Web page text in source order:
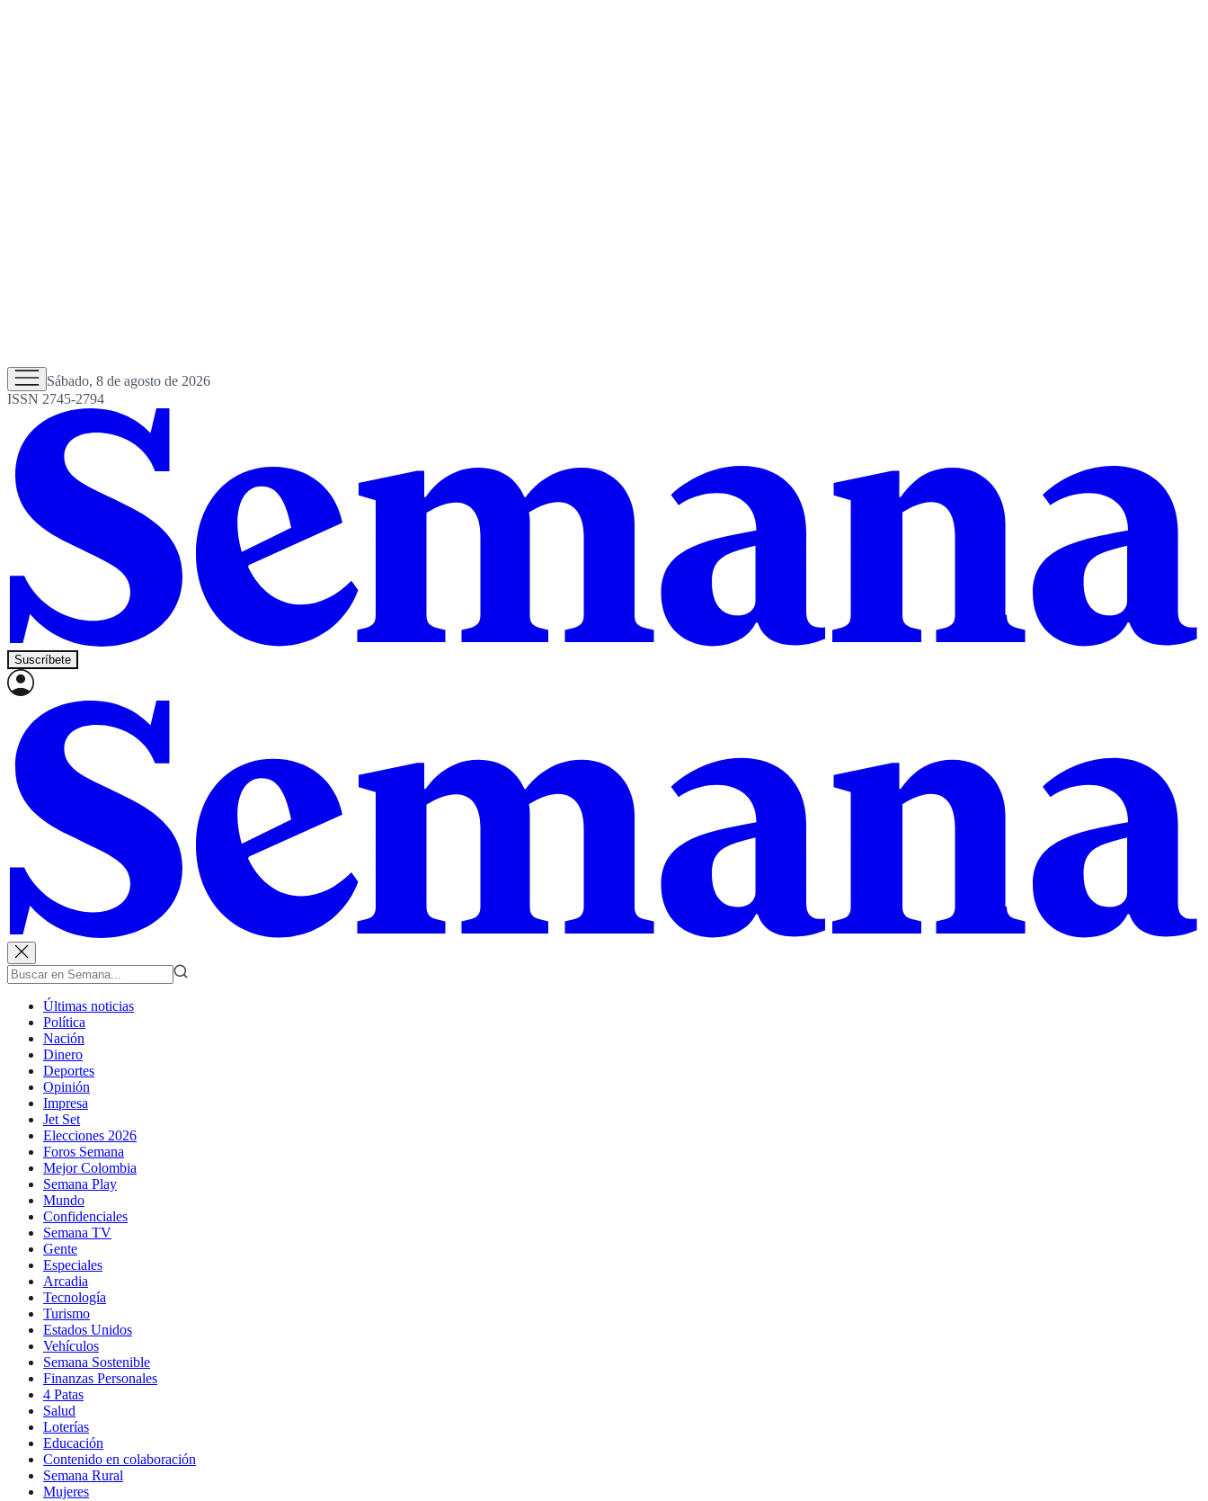
Sábado, 8 de agosto de 2026
ISSN 2745-2794
Suscríbete
Últimas noticias
Política
Nación
Dinero
Deportes
Opinión
Impresa
Jet Set
Elecciones 2026
Foros Semana
Mejor Colombia
Semana Play
Mundo
Confidenciales
Semana TV
Gente
Especiales
Arcadia
Tecnología
Turismo
Estados Unidos
Vehículos
Semana Sostenible
Finanzas Personales
4 Patas
Salud
Loterías
Educación
Contenido en colaboración
Semana Rural
Mujeres